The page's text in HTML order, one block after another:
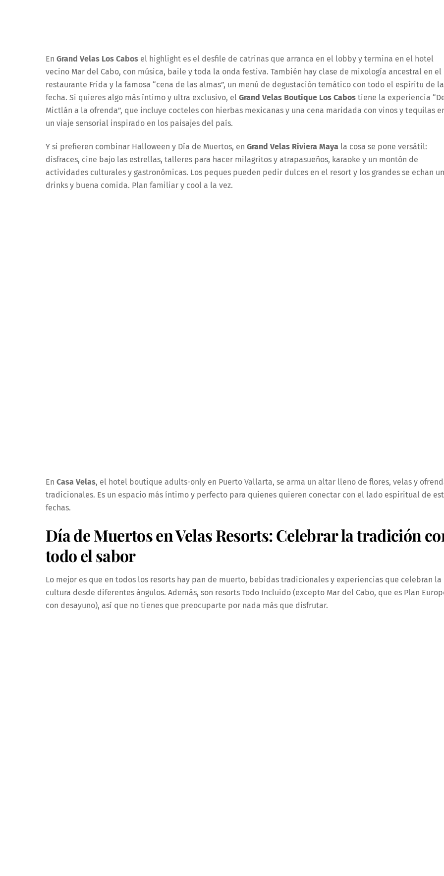
En Grand Velas Los Cabos el highlight es el desfile de catrinas que arranca en el lobby y termina en el hotel
vecino Mar del Cabo, con música, baile y toda la onda festiva. También hay clase de mixología ancestral en el
restaurante Frida y la famosa “cena de las almas”, un menú de degustación temático con todo el espíritu de la
fecha. Si quieres algo más íntimo y ultra exclusivo, el Grand Velas Boutique Los Cabos tiene la experiencia
Mictlán a la ofrenda”, que incluye cocteles con hierbas mexicanas y una cena maridada con vinos y tequilas
un viaje sensorial inspirado en los paisajes del país.
Y si prefieren combinar Halloween y Día de Muertos, en Grand Velas Riviera Maya la cosa se pone versátil:
disfraces, cine bajo las estrellas, talleres para hacer milagritos y atrapasueños, karaoke y un montón de
actividades culturales y gastronómicas. Los peques pueden pedir dulces en el resort y los grandes se echan
drinks y buena comida. Plan familiar y cool a la vez.
En Casa Velas, el hotel boutique adults-only en Puerto Vallarta, se arma un altar lleno de flores, velas y
tradicionales. Es un espacio más íntimo y perfecto para quienes quieren conectar con el lado espiritual de
fechas.
Día de Muertos en Velas Resorts: Celebrar la tradición
todo el sabor
Lo mejor es que en todos los resorts hay pan de muerto, bebidas tradicionales y experiencias que celebran la
cultura desde diferentes ángulos. Además, son resorts Todo Incluido (excepto Mar del Cabo, que es Plan
con desayuno), así que no tienes que preocuparte por nada más que disfrutar.